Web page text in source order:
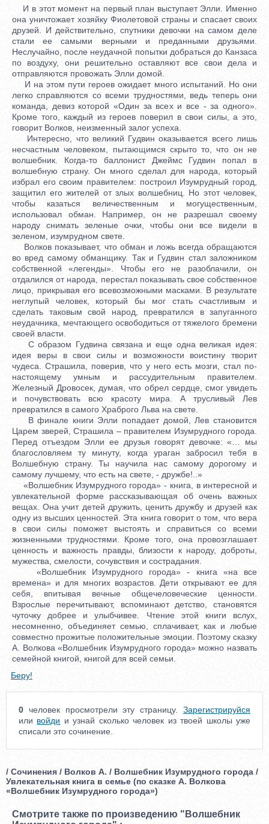
И в этот момент на первый план выступает Элли. Именно
она уничтожает хозяйку Фиолетовой страны и спасает своих
друзей. И действительно, спутники девочки на самом деле
стали ее самыми верными и преданными друзьями.
Неслучайно, после неудачной попытки добраться до Канзаса
по воздуху, они решительно оставляют все свои дела и
отправляются провожать Элли домой.
И на этом пути героев ожидает много испытаний. Но они
легко справляются со всеми трудностями, ведь теперь они
команда, девиз которой «Один за всех и все - за одного».
Кроме того, каждый из героев поверил в свои силы, а это,
говорит Волков, неизменный залог успеха.
Интересно, что великий Гудвин оказывается всего лишь
несчастным человеком, пытающимся скрыто то, что он не
волшебник. Когда-то баллонист Джеймс Гудвин попал в
волшебную страну. Он много сделал для народа, который
избрал его своим правителем: построил Изумрудный город,
защитил его жителей от злых волшебниц. Но этот человек,
чтобы казаться величественным и могущественным,
использовал обман. Например, он не разрешал своему
народу снимать зеленые очки, чтобы они все видели в
зеленом, изумрудном свете.
Волков показывает, что обман и ложь всегда обращаются
во вред самому обманщику. Так и Гудвин стал заложником
собственной «легенды». Чтобы его не разоблачили, он
отдалился от народа, перестал показывать свое собственное
лицо, прикрывая его всевозможными масками. В результате
неглупый человек, который бы мог стать счастливым и
сделать таковым свой народ, превратился в запуганного
неудачника, мечтающего освободиться от тяжелого бремени
своей власти.
С образом Гудвина связана и еще одна великая идея:
идея веры в свои силы и возможности воистину творит
чудеса. Страшила, поверив, что у него есть мозги, стал по-
настоящему умным и рассудительным правителем.
Железный Дровосек, думая, что обрел сердце, смог увидеть
и почувствовать всю красоту мира. А трусливый Лев
превратился в самого Храброго Льва на свете.
В финале книги Элли попадает домой, Лев становится
Царем зверей, Страшила – правителем Изумрудного города.
Перед отъездом Элли ее друзья говорят девочке: «… мы
благословляем ту минуту, когда ураган забросил тебя в
Волшебную страну. Ты научила нас самому дорогому и
самому лучшему, что есть на свете, - дружбе!..»
«Волшебник Изумрудного города» - книга, в интересной и
увлекательной форме рассказывающая об очень важных
вещах. Она учит детей дружить, ценить дружбу и друзей как
одну из высших ценностей. Эта книга говорит о том, что вера
в свои силы поможет выстоять и справиться со всеми
жизненными трудностями. Кроме того, она провозглашает
ценность и важность правды, близости к народу, доброты,
мужества, смелости, сочувствия и сострадания.
«Волшебник Изумрудного города» - книга «на все
времена» и для многих возрастов. Дети открывают ее для
себя, впитывая вечные общечеловеческие ценности.
Взрослые перечитывают, вспоминают детство, становятся
чуточку добрее и улыбчивее. Чтение этой книги вслух,
несомненно, объединяет семью, сплачивает, как и любые
совместно прожитые положительные эмоции. Поэтому сказку
А. Волкова «Волшебник Изумрудного города» можно назвать
семейной книгой, книгой для всей семьи.
Беру!
0 человек просмотрели эту страницу. Зарегистрируйся
или войди и узнай сколько человек из твоей школы уже
списали это сочинение.
/ Сочинения / Волков А. / Волшебник Изумрудного города /
Увлекательная книга в семье (по сказке А. Волкова
«Волшебник Изумрудного города»)
Смотрите также по произведению "Волшебник